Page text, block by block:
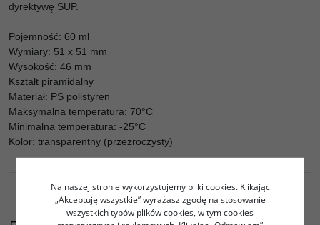
dyrektywę SUP.
Pojemność: 60 ml
Wymiary: 51 x 51 mm
Wysokość: 46 mm
Kształt piramidalny
Materiał: PS polistyren
Maksymalna temperatura: 70°C
Minimalna temperatura: -25°C
Kolor: transparentny (przezroczysty)
Na naszej stronie wykorzystujemy pliki cookies. Klikając
„Akceptuję wszystkie” wyrażasz zgodę na stosowanie
wszystkich typów plików cookies, w tym cookies